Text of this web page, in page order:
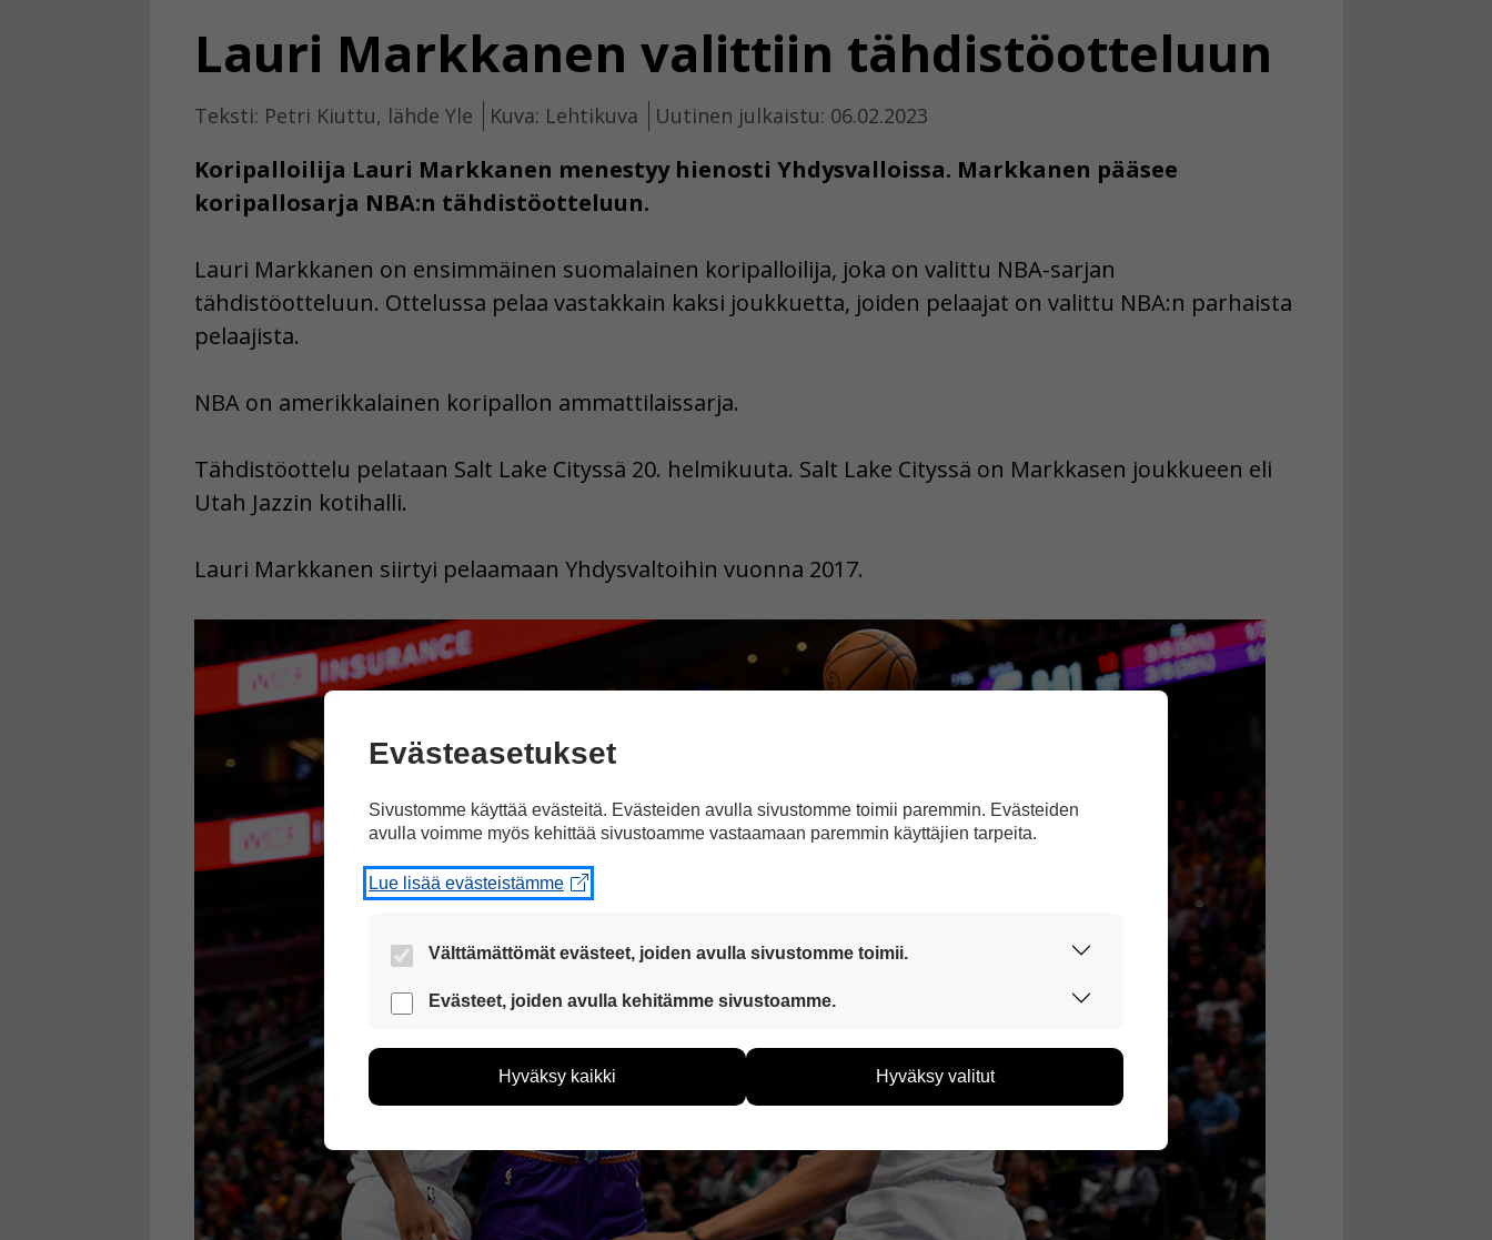
Lauri Markkanen valittiin tähdistöotteluun
Teksti: Petri Kiuttu, lähde Yle Kuva: Lehtikuva Uutinen julkaistu: 06.02.2023
Koripalloilija Lauri Markkanen menestyy hienosti Yhdysvalloissa. Markkanen pääsee
koripallosarja NBA:n tähdistöotteluun.
Lauri Markkanen on ensimmäinen suomalainen koripalloilija, joka on valittu NBA-sarjan
tähdistöotteluun. Ottelussa pelaa vastakkain kaksi joukkuetta, joiden pelaajat on valittu NBA:n parhaista
pelaajista.
NBA on amerikkalainen koripallon ammattilaissarja.
Tähdistöottelu pelataan Salt Lake Cityssä 20. helmikuuta. Salt Lake Cityssä on Markkasen joukkueen eli
Utah Jazzin kotihalli.
Lauri Markkanen siirtyi pelaamaan Yhdysvaltoihin vuonna 2017.
Evästeasetukset
Sivustomme käyttää evästeitä. Evästeiden avulla sivustomme toimii paremmin. Evästeiden
avulla voimme myös kehittää sivustoamme vastaamaan paremmin käyttäjien tarpeita.
Lue lisää evästeistämme
Välttämättömät evästeet, joiden avulla sivustomme toimii.
Nämä evästeet ovat aina käytössä, jotta sivustoamme voi käyttää sujuvasti ja turvallisesti.
Evästeet, joiden avulla kehitämme sivustoamme.
voimme kehittää sivustoamme vastaamaan paremmin käyttäjien tarpeita. Tietoa kerätään
esimerkiksi kävijämääristä ja siitä, mitä sivuja käytetään ja miten sivuilla liikutaan. Emme
kuitenkaan kerää henkilötietoja kuten nimiä, eikä tietoja voi yhdistää yksittäiseen
Voit valita, hyväksytkö näiden evästeiden käytön.
Hyväksy kaikki Hyväksy valitut